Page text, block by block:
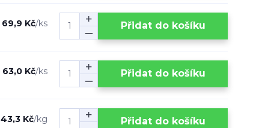
69,9 Kč/ks Přidat do košíku
63,0 Kč/ks Přidat do košíku
43,3 Kč/kg Přidat do košíku